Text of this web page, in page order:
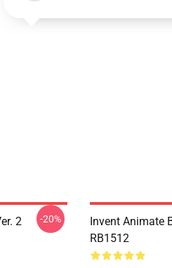
2
-20%
Invent Animate
RB1512